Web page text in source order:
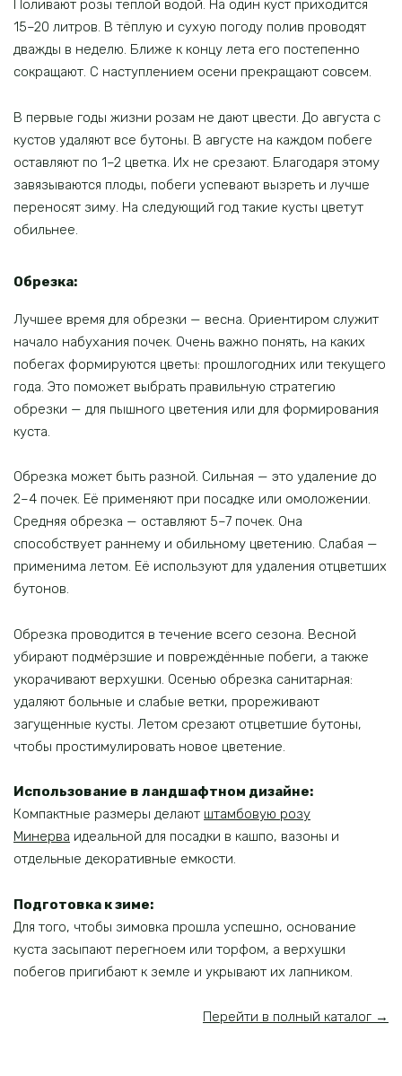
Поливают розы тёплой водой. На один куст приходится
15–20 литров. В тёплую и сухую погоду полив проводят
дважды в неделю. Ближе к концу лета его постепенно
сокращают. С наступлением осени прекращают совсем.
В первые годы жизни розам не дают цвести. До августа с
кустов удаляют все бутоны. В августе на каждом побеге
оставляют по 1–2 цветка. Их не срезают. Благодаря этому
завязываются плоды, побеги успевают вызреть и лучше
переносят зиму. На следующий год такие кусты цветут
обильнее.
Обрезка:
Лучшее время для обрезки — весна. Ориентиром служит
начало набухания почек. Очень важно понять, на каких
побегах формируются цветы: прошлогодних или текущего
года. Это поможет выбрать правильную стратегию
обрезки — для пышного цветения или для формирования
куста.
Обрезка может быть разной. Сильная — это удаление до
2–4 почек. Её применяют при посадке или омоложении.
Средняя обрезка — оставляют 5–7 почек. Она
способствует раннему и обильному цветению. Слабая —
применима летом. Её используют для удаления отцветших
бутонов.
Обрезка проводится в течение всего сезона. Весной
убирают подмёрзшие и повреждённые побеги, а также
укорачивают верхушки. Осенью обрезка санитарная:
удаляют больные и слабые ветки, прореживают
загущенные кусты. Летом срезают отцветшие бутоны,
чтобы простимулировать новое цветение.
Использование в ландшафтном дизайне:
Компактные размеры делают штамбовую розу
Минерва идеальной для посадки в кашпо, вазоны и
отдельные декоративные емкости.
Подготовка к зиме:
Для того, чтобы зимовка прошла успешно, основание
куста засыпают перегноем или торфом, а верхушки
побегов пригибают к земле и укрывают их лапником.
Перейти в полный каталог →